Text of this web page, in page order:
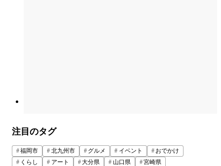
注目のタグ
福岡市 北九州市 グルメ イベント
おでかけ
くらし
アート 大分県 山口県 宮崎県